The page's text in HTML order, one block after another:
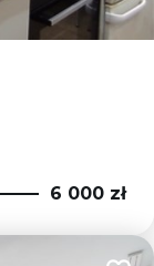
6 000 zł